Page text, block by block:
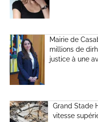
Mairie de
millions de
justice à une
Grand Stade
vitesse